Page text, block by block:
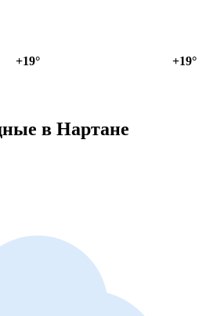
+19° +19°
в Нартане